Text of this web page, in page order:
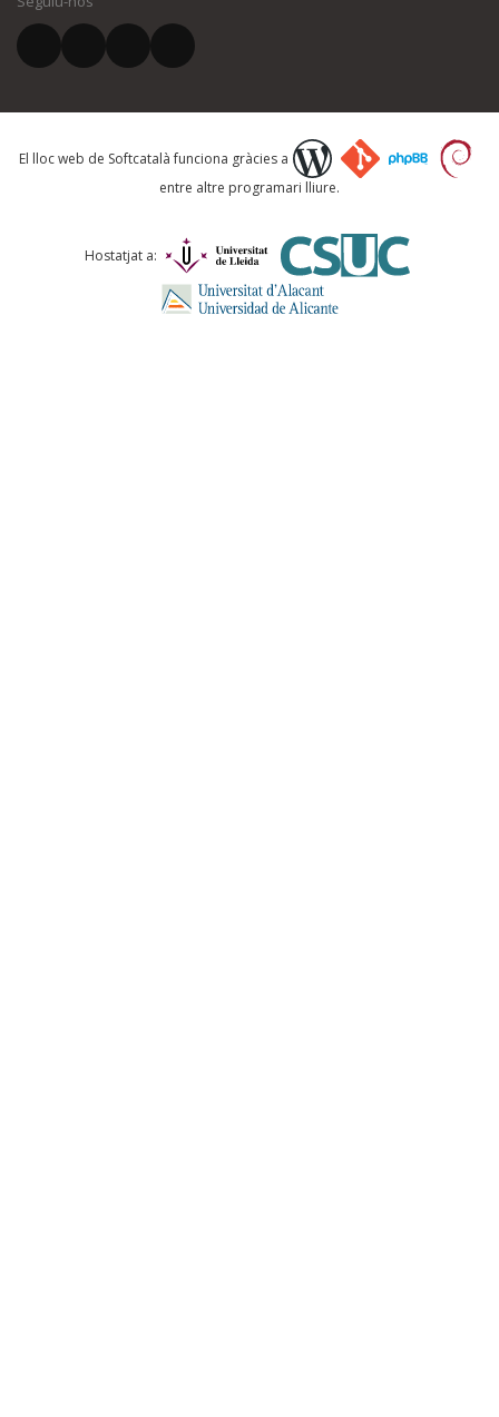
El vostre correu electrònic *
Què proposeu?
Comentari *
El lloc web de Softcatalà funciona gràcies a
entre altre programari lliure.
Hostatjat a: